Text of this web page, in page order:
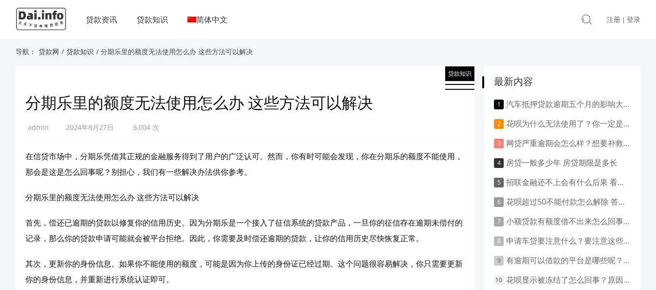
贷款资讯 贷款知识 简体中文 注册 | 登录
导航： 贷款网 / 贷款知识 / 分期乐里的额度无法使用怎么办 这些方法可以解决
贷款知识
分期乐里的额度无法使用怎么办 这些方法可以解决
admin 2024年8月27日 6,004 次
在信贷市场中，分期乐凭借其正规的金融服务得到了用户的广泛认可。然而，你有时可能会发现，你在分期乐的额度不能使用，
那会是这是怎么回事呢？别担心，我们有一些解决办法供你参考。
分期乐里的额度无法使用怎么办 这些方法可以解决
首先，偿还已逾期的贷款以修复你的信用历史。因为分期乐是一个接入了征信系统的贷款产品，一旦你的征信存在逾期未偿付的
记录，那么你的贷款申请可能就会被平台拒绝。因此，你需要及时偿还逾期的贷款，让你的信用历史尽快恢复正常。
其次，更新你的身份信息。如果你不能使用的额度，可能是因为你上传的身份证已经过期。这个问题很容易解决，你只需要更新
你的身份信息，并重新进行系统认证即可。
最新内容
汽车抵押贷款逾期五个月的影响大吗？负面影响大吗？
花呗为什么无法使用了？你一定是做了这些事！
网贷严重逾期会怎么样？想要补救就得这样做！
房贷一般多少年 房贷期限是多长
招联金融还不上会有什么后果 看这里就清楚了
花呗超过50不能付款怎么解除 答案是这样的
小额贷款有额度借不出来怎么回事 原因有这几点
申请车贷要注意什么？要注意这些事项！
有逾期可以借款的平台是哪些呢？主要有这些平台！
花呗显示被冻结了怎么回事？原因和应对措施盘点！